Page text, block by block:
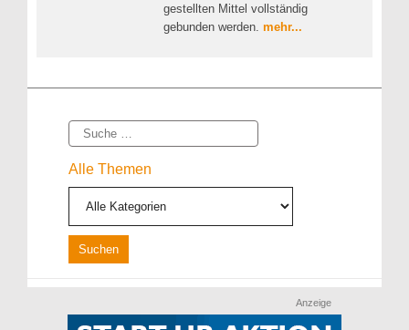
gestellten Mittel vollständig
gebunden werden. mehr...
Suche
Alle Themen
Anzeige